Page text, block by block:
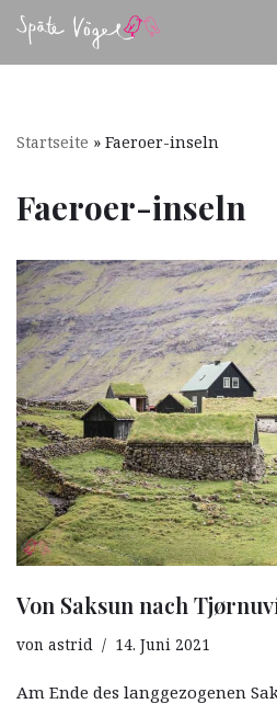
Zum
Startseite » Faeroer-inseln
Faeroer-inseln
Von Saksun nach
von astrid 14. Juni 2021
Am Ende des langgezogenen